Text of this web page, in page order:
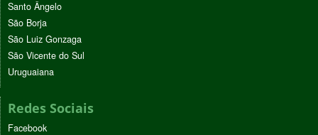
Santo Ângelo
São Borja
São Luiz Gonzaga
São Vicente do Sul
Uruguaiana
Redes Sociais
Facebook